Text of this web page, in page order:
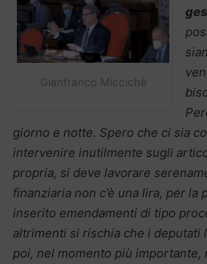
Gianfranco Miccichè
giorno e notte. Spero che ci sia
intervenire inutilmente sugli
propria, si deve lavorare
finanziaria non c’è una lira, per la
inserito emendamenti di tipo
altrimenti si rischia che i deputati
poi, nel momento più